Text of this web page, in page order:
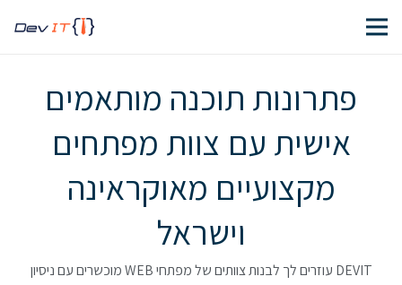
פתרונות תוכנה מותאמים
אישית עם צוות מפתחים
מקצועיים מאוקראינה
וישראל
DEVIT עוזרים לך לבנות צוותים של מפתחי WEB מוכשרים עם ניסיון